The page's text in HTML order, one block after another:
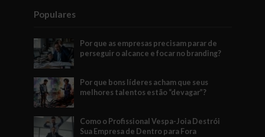
Populares
Por que as empresas precisam parar de
perseguir o alcance e focar no branding?
Por que bons líderes acham que seus
melhores talentos estão “devagar”?
Como o Profissional Vespa-Joia Destrói
Sua Empresa de Dentro para Fora